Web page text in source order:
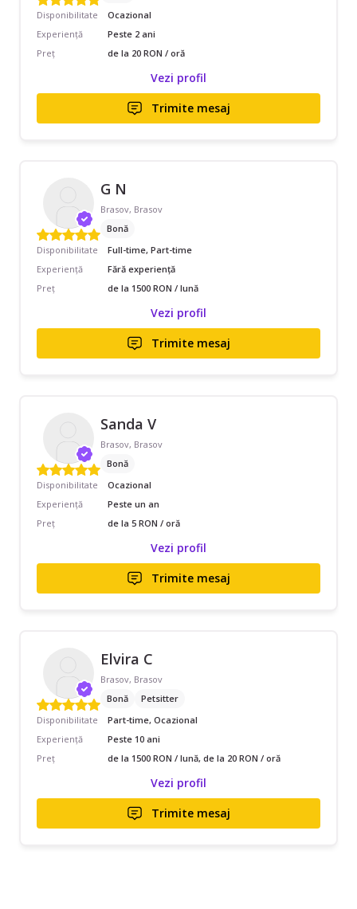
Disponibilitate
Ocazional
Experiență
Peste 2 ani
Preț
de la 20 RON / oră
Vezi profil
Trimite mesaj
G N
Brasov, Brasov
Bonă
Disponibilitate
Full-time, Part-time
Experiență
Fără experiență
Preț
de la 1500 RON / lună
Vezi profil
Trimite mesaj
Sanda V
Brasov, Brasov
Bonă
Disponibilitate
Ocazional
Experiență
Peste un an
Preț
de la 5 RON / oră
Vezi profil
Trimite mesaj
Elvira C
Brasov, Brasov
Bonă
Petsitter
Disponibilitate
Part-time, Ocazional
Experiență
Peste 10 ani
Preț
de la 1500 RON / lună, de la 20 RON / oră
Vezi profil
Trimite mesaj